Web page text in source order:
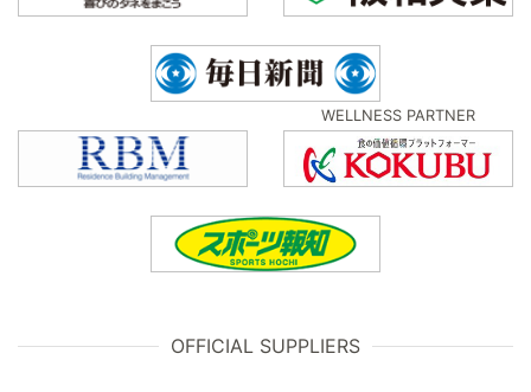
WELLNESS PARTNER
OFFICIAL SUPPLIERS